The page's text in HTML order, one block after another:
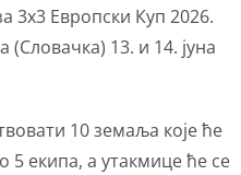
3х3 Европски Куп 2026.
(Словачка) 13. и 14. јуна
10 земаља које ће
5 екипа, а утакмице ће се